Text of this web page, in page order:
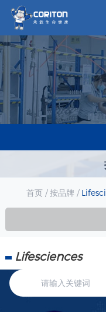
首页/按品牌 /
Lifesciences